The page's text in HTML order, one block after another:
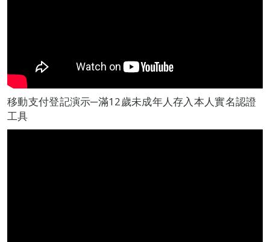
移動支付登記演示─滿12歲未成年人存入本人實名認證
工具